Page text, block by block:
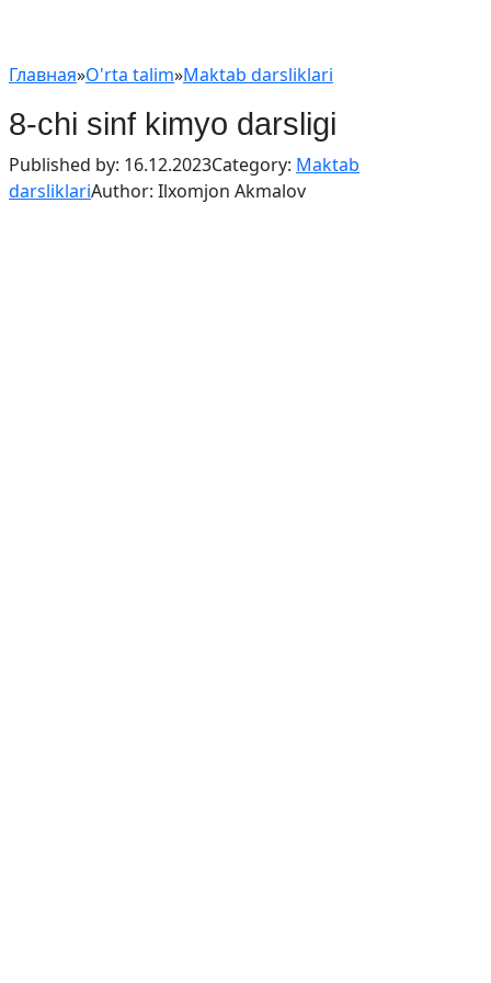
Главная»O'rta talim»Maktab darsliklari
8-chi sinf kimyo darsligi
Published by: 16.12.2023Category: Maktab
darsliklariAuthor: Ilxomjon Akmalov